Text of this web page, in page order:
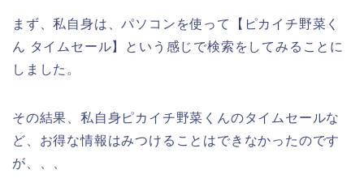
まず、私自身は、パソコンを使って【ピカイチ野菜く
ん タイムセール】という感じで検索をしてみることに
しました。
その結果、私自身ピカイチ野菜くんのタイムセールな
ど、お得な情報はみつけることはできなかったのです
が、、、